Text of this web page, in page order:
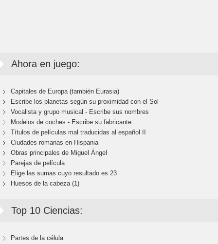
Ahora en juego:
Capitales de Europa (también Eurasia)
Escribe los planetas según su proximidad con el Sol
Vocalista y grupo musical - Escribe sus nombres
Modelos de coches - Escribe su fabricante
Títulos de películas mal traducidas al español II
Ciudades romanas en Hispania
Obras principales de Miguel Ángel
Parejas de película
Elige las sumas cuyo resultado es 23
Huesos de la cabeza (1)
Top 10 Ciencias:
Partes de la célula